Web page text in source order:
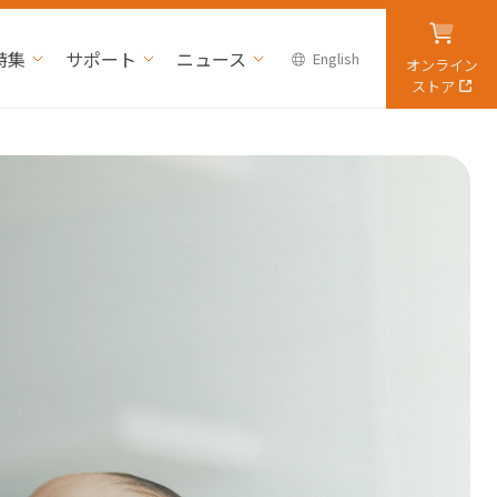
集 サポート ニュース English
オンライン
ストア